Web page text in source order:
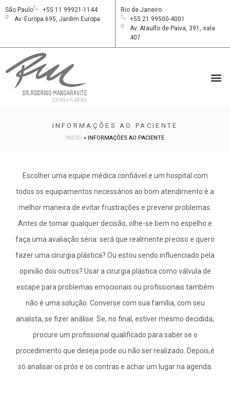
São Paulo
+55 11 99921-1144
Av. Europa 695, Jardim Europa
Rio de Janeiro
+55 21 99500-4001
Av. Ataulfo de Paiva, 391, sala
407
INFORMAÇÕES AO PACIENTE
INÍCIO » INFORMAÇÕES AO PACIENTE
Escolher uma equipe médica confiável e um hospital com
todos os equipamentos necessários ao bom atendimento é a
melhor maneira de evitar frustrações e prevenir problemas.
Antes de tomar qualquer decisão, olhe-se bem no espelho e
faça uma avaliação séria: será que realmente preciso e quero
fazer uma cirurgia plástica? Ou estou sendo influenciado pela
opinião dos outros? Usar a cirurgia plástica como válvula de
escape para problemas emocionais ou profissionais também
não é uma solução. Converse com sua família, com seu
analista, se fizer análise. Se, no final, estiver mesmo decidida,
procure um profissional qualificado para saber se o
procedimento que deseja pode ou não ser realizado. Depois,é
só analisar os prós e os contras e achar um lugar na agenda.